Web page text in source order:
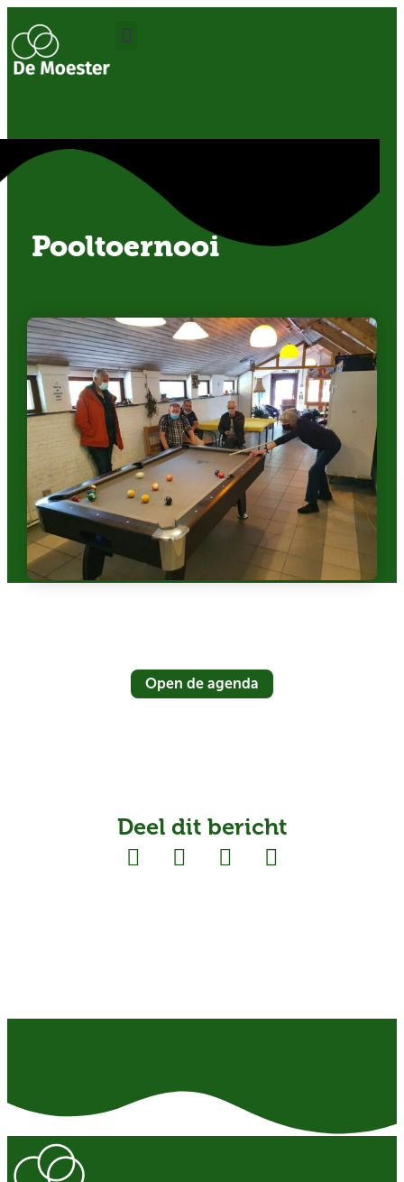
Pooltoernooi
Open de agenda
Deel dit bericht